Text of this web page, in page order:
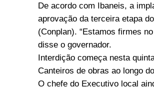
De acordo com Ibaneis, a
aprovação da terceira etapa
(Conplan). “Estamos firmes
disse o governador.
Interdição começa nesta
Canteiros de obras ao longo
O chefe do Executivo local